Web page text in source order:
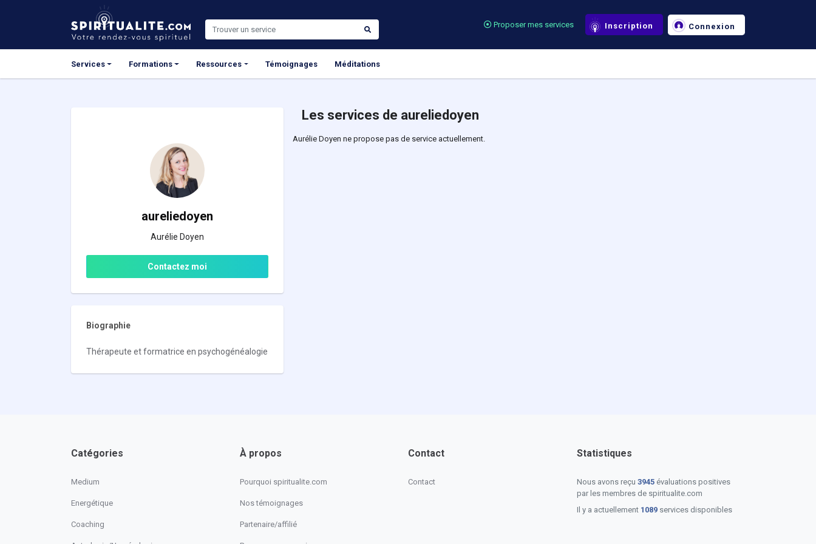
Proposer mes services Inscription Connexion
Services Formations Ressources Témoignages Méditations
aureliedoyen
Aurélie Doyen
Contactez moi
Biographie
Thérapeute et formatrice en psychogénéalogie
Les services de aureliedoyen
Aurélie Doyen ne propose pas de service actuellement.
Catégories
Medium
Energétique
Coaching
À propos
Pourquoi spiritualite.com
Nos témoignages
Partenaire/affilié
Contact
Contact
Statistiques
Nous avons reçu 3945évaluations positives
par les membres de spiritualite.com
Il y a actuellement 1089services disponibles
Panneau de gestion des cookies